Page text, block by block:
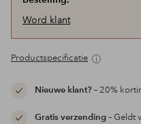
Word klant
Productspecificatie
Nieuwe klant?– 20%
Gratis verzending– Geldt